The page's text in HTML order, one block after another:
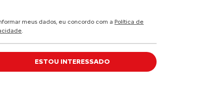
meus dados, eu concordo com a Política de
.
ESTOU INTERESSADO